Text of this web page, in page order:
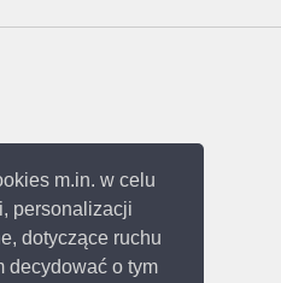
m.in. w celu
personalizacji
dotyczące ruchu
decydować o tym